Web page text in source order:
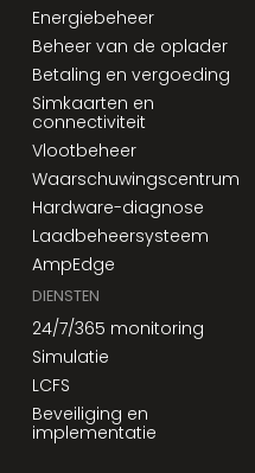
Energiebeheer
Beheer van de oplader
Betaling en vergoeding
Simkaarten en
connectiviteit
Vlootbeheer
Waarschuwingscentrum
Hardware-diagnose
Laadbeheersysteem
AmpEdge
DIENSTEN
24/7/365 monitoring
Simulatie
LCFS
Beveiliging en
implementatie